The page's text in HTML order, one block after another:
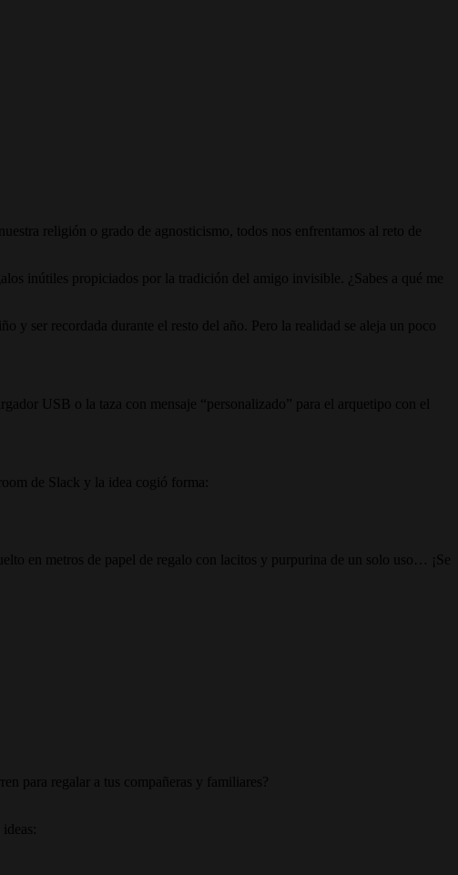
religión o grado de agnosticismo, todos nos enfrentamos al reto de
inútiles propiciados por la tradición del amigo invisible. ¿Sabes a qué me
y ser recordada durante el resto del año. Pero la realidad se aleja un poco
USB o la taza con mensaje “personalizado” para el arquetipo con el
de Slack y la idea cogió forma:
en metros de papel de regalo con lacitos y purpurina de un solo uso… ¡Se
para regalar a tus compañeras y familiares?